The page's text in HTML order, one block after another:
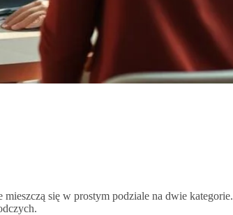
mieszczą się w prostym podziale na dwie kategorie.